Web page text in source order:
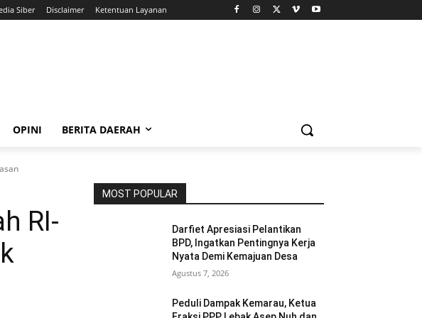
Siber Disclaimer Ketentuan Layanan
OPINI BERITA DAERAH
RI-
MOST POPULAR
Darfiet Apresiasi Pelantikan
BPD, Ingatkan Pentingnya Kerja
Nyata Demi Kemajuan Desa
Agustus 7, 2026
Peduli Dampak Kemarau, Ketua